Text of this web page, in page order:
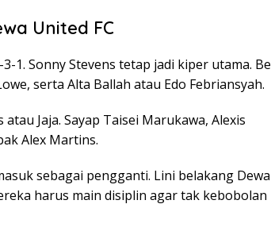
United FC
1. Sonny Stevens tetap jadi kiper utama.
serta Alta Ballah atau Edo Febriansyah.
Jaja. Sayap Taisei Marukawa, Alexis
Alex Martins.
sebagai pengganti. Lini belakang Dewa
harus main disiplin agar tak kebobolan